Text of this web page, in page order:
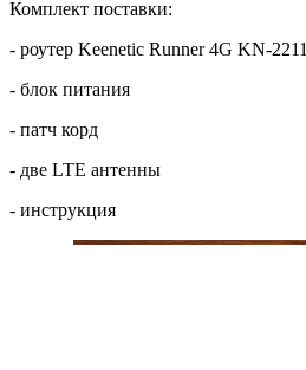
Комплект поставки:
- роутер Keenetic Runner 4G KN-2211
- блок питания
- патч корд
- две LTE антенны
- инструкция